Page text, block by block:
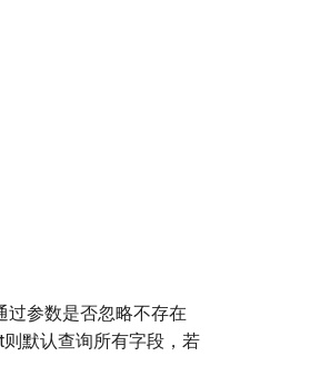
过参数是否忽略不存在
默认查询所有字段，若